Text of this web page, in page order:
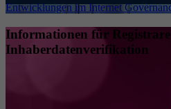
Entwicklungen im Internet
Informationen für Registrare
Inhaberdatenverifikation